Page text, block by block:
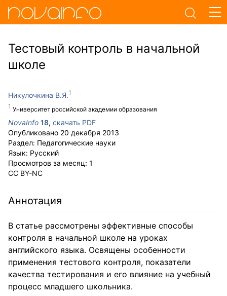
Тестовый контроль в начальной
школе
Никулочкина В.Я.
Университет российской академии образования
NovaInfo 18, скачать PDF
Опубликовано 20 декабря 2013
Раздел: Педагогические науки
Язык: Русский
Просмотров за месяц: 1
CC BY-NC
Аннотация
В статье рассмотрены эффективные способы
контроля в начальной школе на уроках
английского языка. Освящены особенности
применения тестового контроля, показатели
качества тестирования и его влияние на учебный
процесс младшего школьника.